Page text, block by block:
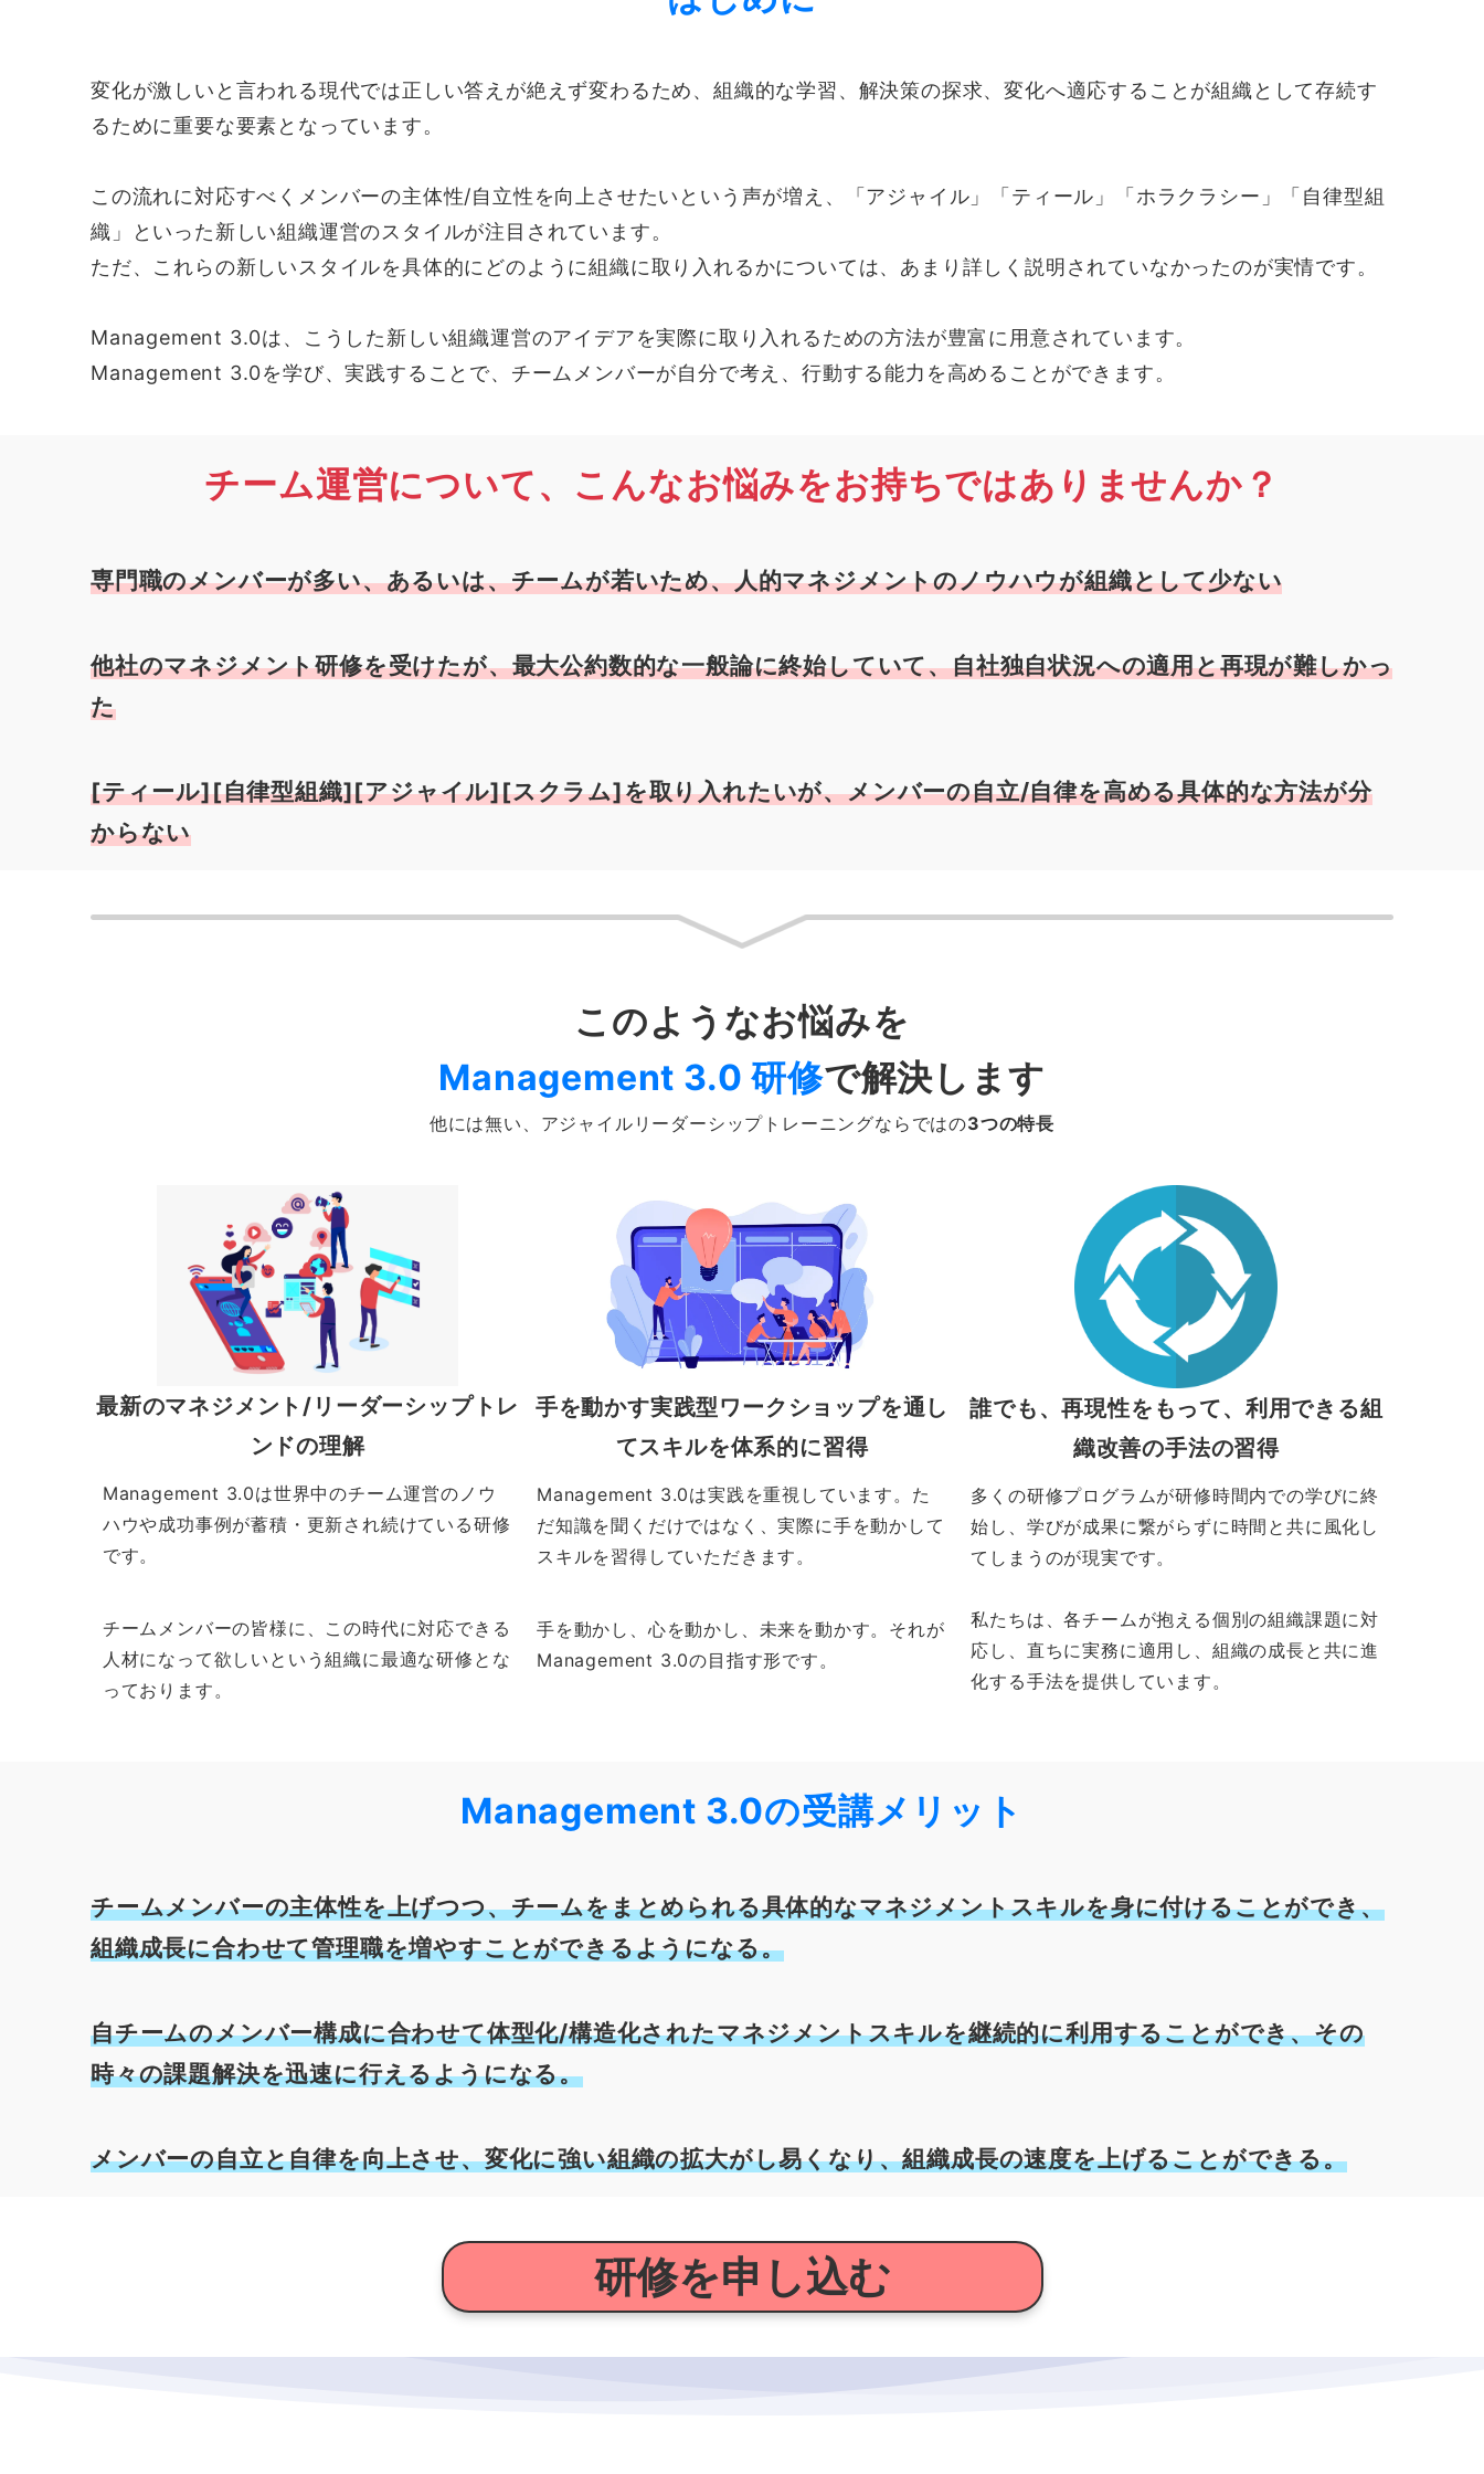
変化が激しいと言われる現代では正しい答えが絶えず変わるため、組織的な学習、解決策の探求、変化へ適応することが組織として存続す
るために重要な要素となっています。
この流れに対応すべくメンバーの主体性/自立性を向上させたいという声が増え、「アジャイル」「ティール」「ホラクラシー」「自律型組
織」といった新しい組織運営のスタイルが注目されています。
ただ、これらの新しいスタイルを具体的にどのように組織に取り入れるかについては、あまり詳しく説明されていなかったのが実情です。
Management 3.0は、こうした新しい組織運営のアイデアを実際に取り入れるための方法が豊富に用意されています。
Management 3.0を学び、実践することで、チームメンバーが自分で考え、行動する能力を高めることができます。
チーム運営について、こんなお悩みをお持ちではありませんか？
専門職のメンバーが多い、あるいは、チームが若いため、人的マネジメントのノウハウが組織として少ない
他社のマネジメント研修を受けたが、最大公約数的な一般論に終始していて、自社独自状況への適用と再現が難しかっ
た
[ティール][自律型組織][アジャイル][スクラム]を取り入れたいが、メンバーの自立/自律を高める具体的な方法が分
からない
このようなお悩みを
Management 3.0 研修で解決します
他には無い、アジャイルリーダーシップトレーニングならではの3つの特長
最新のマネジメント/リーダーシップトレ
ンドの理解
Management 3.0は世界中のチーム運営のノウ
ハウや成功事例が蓄積・更新され続けている研修
です。
チームメンバーの皆様に、この時代に対応できる
人材になって欲しいという組織に最適な研修とな
っております。
手を動かす実践型ワークショップを通し
てスキルを体系的に習得
Management 3.0は実践を重視しています。た
だ知識を聞くだけではなく、実際に手を動かして
スキルを習得していただきます。
手を動かし、心を動かし、未来を動かす。それが
Management 3.0の目指す形です。
誰でも、再現性をもって、利用できる組
織改善の手法の習得
多くの研修プログラムが研修時間内での学びに終
始し、学びが成果に繋がらずに時間と共に風化し
てしまうのが現実です。
私たちは、各チームが抱える個別の組織課題に対
応し、直ちに実務に適用し、組織の成長と共に進
化する手法を提供しています。
Management 3.0の受講メリット
チームメンバーの主体性を上げつつ、チームをまとめられる具体的なマネジメントスキルを身に付けることができ、
組織成長に合わせて管理職を増やすことができるようになる。
自チームのメンバー構成に合わせて体型化/構造化されたマネジメントスキルを継続的に利用することができ、その
時々の課題解決を迅速に行えるようになる。
メンバーの自立と自律を向上させ、変化に強い組織の拡大がし易くなり、組織成長の速度を上げることができる。
研修を申し込む